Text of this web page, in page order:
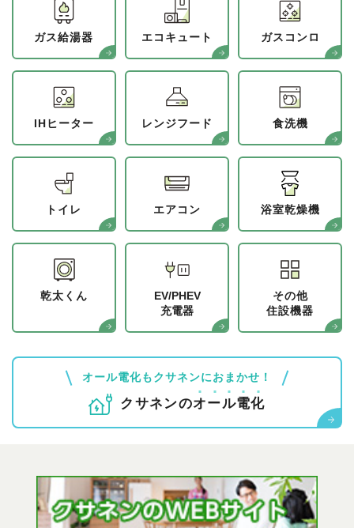
ガス給湯器 エコキュート ガスコンロ
IHヒーター レンジフード 食洗機
トイレ エアコン 浴室乾燥機
乾太くん
EV/PHEV
充電器
その他
住設機器
オール電化もクサネンにおまかせ！
クサネンのオール電化